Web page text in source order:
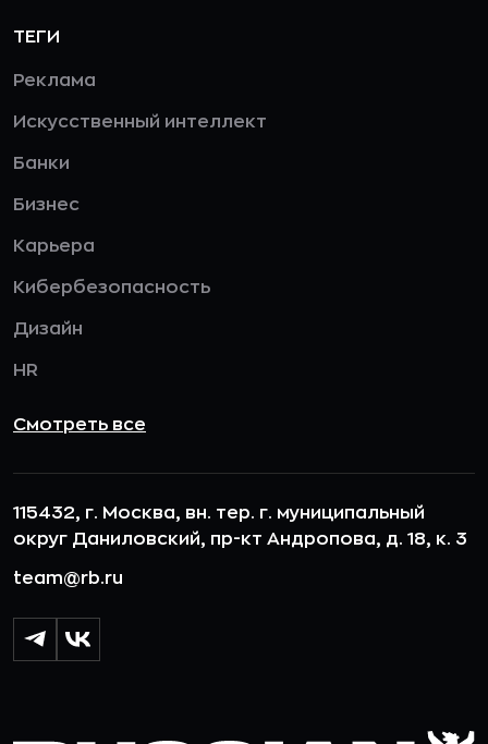
ТЕГИ
Реклама
Искусственный интеллект
Банки
Бизнес
Карьера
Кибербезопасность
Дизайн
HR
Смотреть все
115432, г. Москва, вн. тер. г. муниципальный
округ Даниловский, пр-кт Андропова, д. 18, к. 3
team@rb.ru